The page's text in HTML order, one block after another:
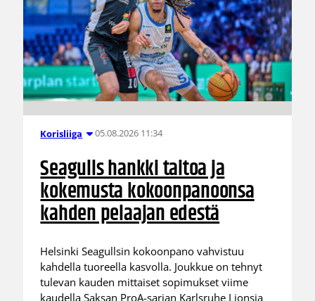
Korisliiga 05.08.2026 11:34
Seagulls hankki taitoa ja
kokemusta kokoonpanoonsa
kahden pelaajan edestä
Helsinki Seagullsin kokoonpano vahvistuu
kahdella tuoreella kasvolla. Joukkue on tehnyt
tulevan kauden mittaiset sopimukset viime
kaudella Saksan ProA-sarjan Karlsruhe Lionsia